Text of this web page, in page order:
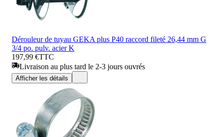
Dérouleur de tuyau GEKA plus P40 raccord fileté 26,44 mm G
3/4 po. pulv. acier K
197,99 €TTC
Livraison au plus tard le 2-3 jours ouvrés
Afficher les détails